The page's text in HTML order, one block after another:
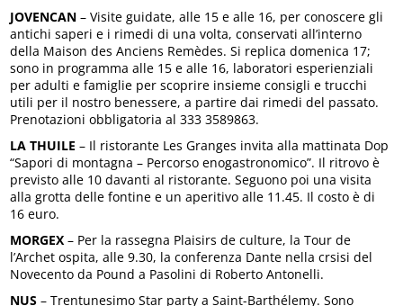
JOVENCAN – Visite guidate, alle 15 e alle 16, per conoscere gli
antichi saperi e i rimedi di una volta, conservati all’interno
della Maison des Anciens Remèdes. Si replica domenica 17;
sono in programma alle 15 e alle 16, laboratori esperienziali
per adulti e famiglie per scoprire insieme consigli e trucchi
utili per il nostro benessere, a partire dai rimedi del passato.
Prenotazioni obbligatoria al 333 3589863.
LA THUILE – Il ristorante Les Granges invita alla mattinata Dop
“Sapori di montagna – Percorso enogastronomico”. Il ritrovo è
previsto alle 10 davanti al ristorante. Seguono poi una visita
alla grotta delle fontine e un aperitivo alle 11.45. Il costo è di
16 euro.
MORGEX – Per la rassegna Plaisirs de culture, la Tour de
l’Archet ospita, alle 9.30, la conferenza Dante nella crsisi del
Novecento da Pound a Pasolini di Roberto Antonelli.
NUS – Trentunesimo Star party a Saint-Barthélemy. Sono